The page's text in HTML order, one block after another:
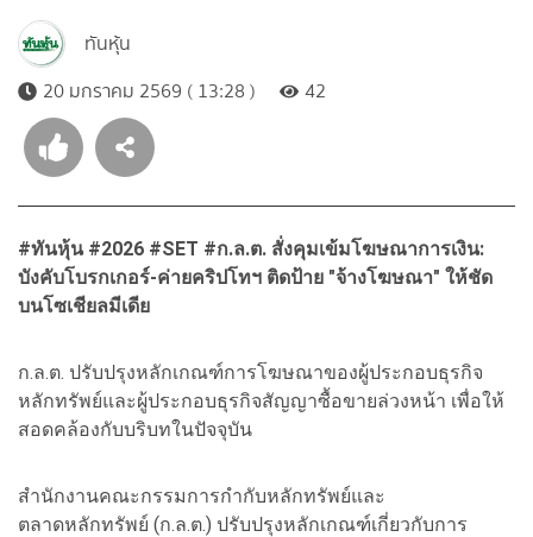
ทันหุ้น
20 มกราคม 2569 ( 13:28 )
42
#ทันหุ้น #2026 #SET #ก.ล.ต. สั่งคุมเข้มโฆษณาการเงิน:
บังคับโบรกเกอร์-ค่ายคริปโทฯ ติดป้าย "จ้างโฆษณา" ให้ชัด
บนโซเชียลมีเดีย
ก.ล.ต. ปรับปรุงหลักเกณฑ์การโฆษณาของผู้ประกอบธุรกิจ
หลักทรัพย์และผู้ประกอบธุรกิจสัญญาซื้อขายล่วงหน้า เพื่อให้
สอดคล้องกับบริบทในปัจจุบัน
สำนักงานคณะกรรมการกำกับหลักทรัพย์และ
ตลาดหลักทรัพย์ (ก.ล.ต.) ปรับปรุงหลักเกณฑ์เกี่ยวกับการ